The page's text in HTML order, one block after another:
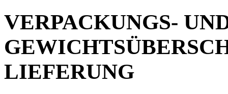
VERPACKUNGS-
LIEFERUNG